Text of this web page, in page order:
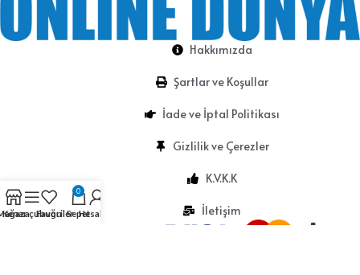
Hakkımızda
Şartlar ve Koşullar
İade ve İptal Politikası
Gizlilik ve Çerezler
K.V.K.K
İletişim
Kenar çubuğu
Favoriler
0
SepetHesabım